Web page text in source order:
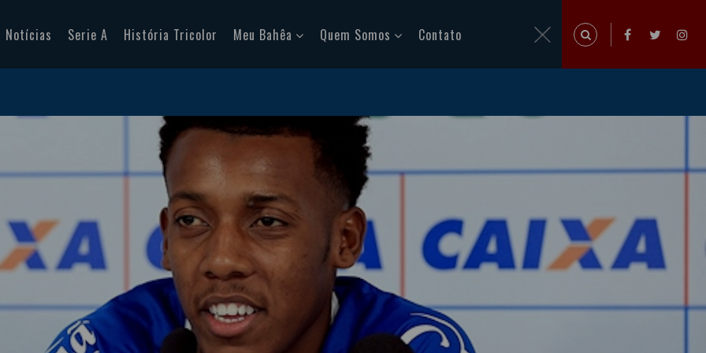
Notícias Serie A História Tricolor Meu Bahêa Quem Somos Contato